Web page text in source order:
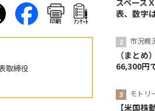
印刷 ｱﾝｹｰﾄ
取締役
スペース
表、数字
市況概
（まとめ
66,300円
モトリ
【米国